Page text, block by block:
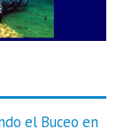
el Buceo en